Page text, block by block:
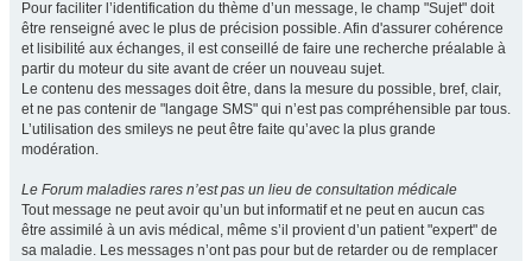
Pour faciliter l’identification du thème d’un message, le champ "Sujet" doit
être renseigné avec le plus de précision possible. Afin d'assurer cohérence
et lisibilité aux échanges, il est conseillé de faire une recherche préalable à
partir du moteur du site avant de créer un nouveau sujet.
Le contenu des messages doit être, dans la mesure du possible, bref, clair,
et ne pas contenir de "langage SMS" qui n’est pas compréhensible par tous.
L’utilisation des smileys ne peut être faite qu’avec la plus grande
modération.
Le Forum maladies rares n’est pas un lieu de consultation médicale
Tout message ne peut avoir qu’un but informatif et ne peut en aucun cas
être assimilé à un avis médical, même s’il provient d’un patient "expert" de
sa maladie. Les messages n’ont pas pour but de retarder ou de remplacer